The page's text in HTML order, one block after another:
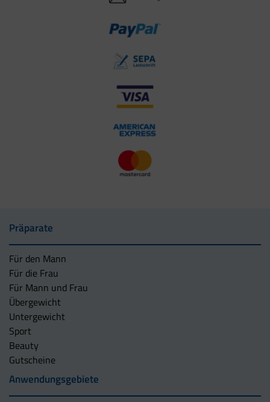
Präparate
Für den Mann
Für die Frau
Für Mann und Frau
Übergewicht
Untergewicht
Sport
Beauty
Gutscheine
Anwendungsgebiete